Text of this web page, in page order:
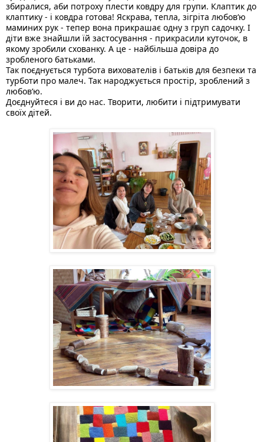
збиралися, аби потроху плести ковдру для групи. Клаптик до
клаптику - і ковдра готова! Яскрава, тепла, зігріта любов‘ю
маминих рук - тепер вона прикрашає одну з груп садочку. І
діти вже знайшли їй застосування - прикрасили куточок, в
якому зробили схованку. А це - найбільша довіра до
зробленого батьками.
Так поєднується турбота вихователів і батьків для безпеки та
турботи про малеч. Так народжується простір, зроблений з
любов‘ю.
Доєднуйтеся і ви до нас. Творити, любити і підтримувати
своїх дітей.